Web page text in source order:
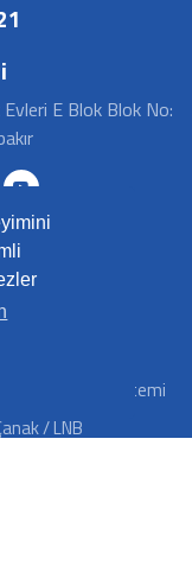
E Blok Blok No:
Tanıma Sistemi
/ LNB